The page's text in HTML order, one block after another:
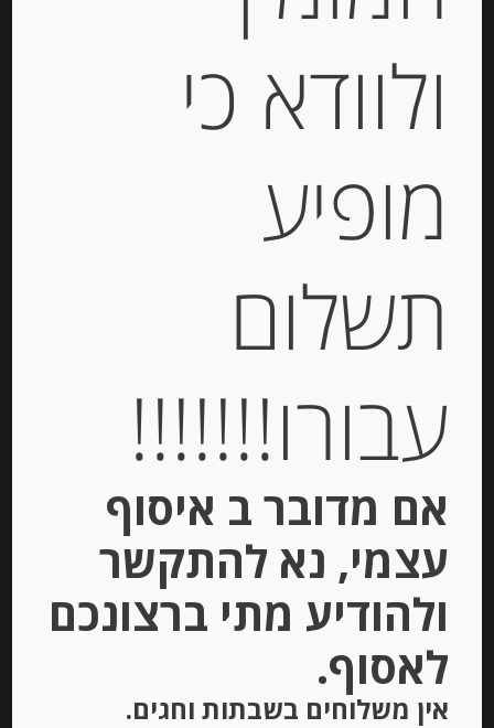
₪
38.00
מחיר ל 100 גרם: 10.86 ש"ח
דבש טבעי ספרדי מפריחת אקליפטוס
ולוודא כי
מופיע
תשלום
עבורו!!!!!!!
אם מדובר ב איסוף
עצמי, נא להתקשר
ולהודיע מתי ברצונכם
לאסוף.
אין משלוחים בשבתות וחגים.